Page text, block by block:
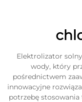
Elektrolizator
wody, który
pośrednictwem
innowacyjne
potrzebę